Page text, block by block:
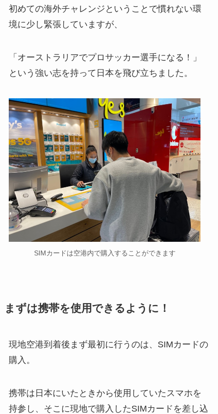
初めての海外チャレンジということで慣れない環
境に少し緊張していますが、
「オーストラリアでプロサッカー選手になる！」
という強い志を持って日本を飛び立ちました。
SIMカードは空港内で購入することができます
まずは携帯を使用できるように！
現地空港到着後まず最初に行うのは、SIMカードの
購入。
携帯は日本にいたときから使用していたスマホを
持参し、そこに現地で購入したSIMカードを差し込